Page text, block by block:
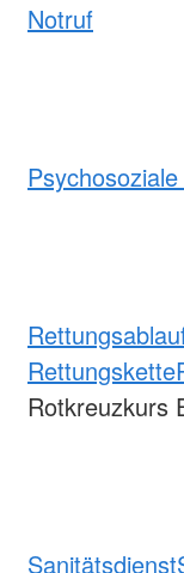
Notruf
Rettungskette
Rotkreuzkurs
Sanitätsdienst